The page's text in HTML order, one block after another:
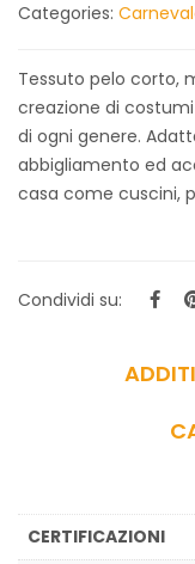
Categories:
Tessuto pelo corto,
creazione di
di ogni genere.
abbigliamento ed
casa come cuscini,
Condividi su:
CERTIFICAZIONI